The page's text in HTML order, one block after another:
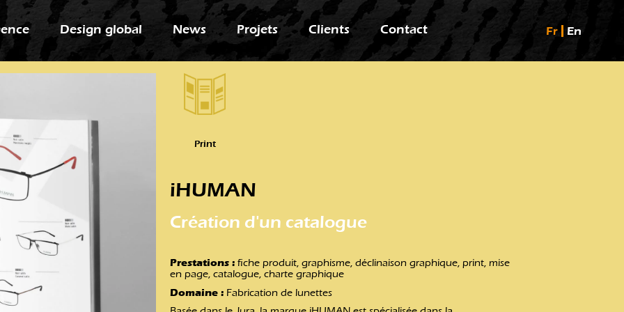
Design global News Projets Clients Contact Fr En
Print
iHUMAN
Création d'un catalogue
Prestations : fiche produit, graphisme, déclinaison graphique, print, mise
en page, catalogue, charte graphique
Domaine : Fabrication de lunettes